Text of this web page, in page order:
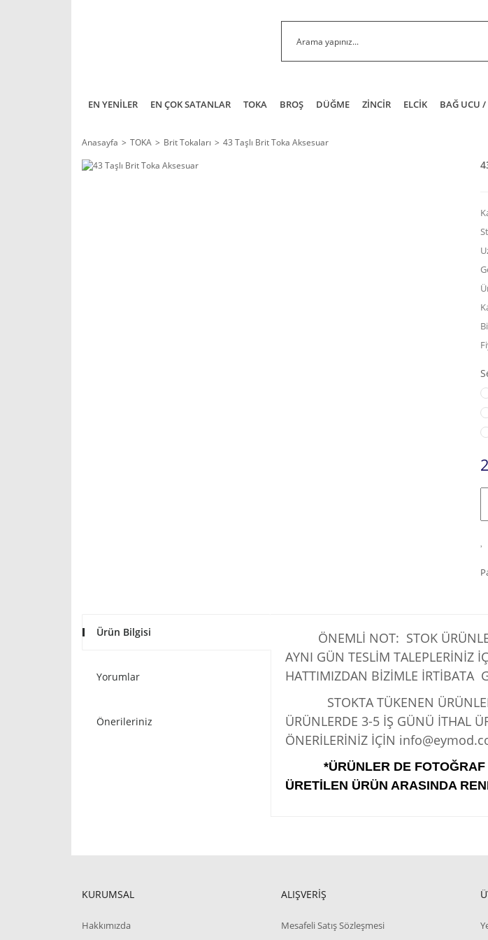
EN YENİLER EN ÇOK SATANLAR TOKA BROŞ DÜĞME ZİNCİR ELCİK BAĞ UCU /
Anasayfa TOKA Brit Tokaları 43 Taşlı Brit Toka Aksesuar
Ürün Bilgisi
Yorumlar
Önerileriniz
ÖNEMLİ NOT: STOK
AYNI GÜN TESLİM TALEPLERİNİZ
HATTIMIZDAN BİZİMLE İRTİBATA
STOKTA TÜKENEN
ÜRÜNLERDE 3-5 İŞ GÜNÜ İTHAL
ÖNERİLERİNİZ İÇİN
*ÜRÜNLER DE
ÜRETİLEN ÜRÜN ARASINDA
KURUMSAL
Hakkımızda
ALIŞVERİŞ
Mesafeli Satış Sözleşmesi